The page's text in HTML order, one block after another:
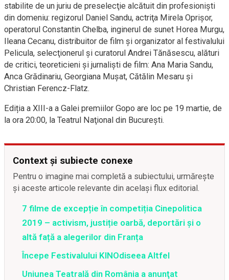
stabilite de un juriu de preselecţie alcătuit din profesionişti
din domeniu: regizorul Daniel Sandu, actriţa Mirela Oprişor,
operatorul Constantin Chelba, inginerul de sunet Horea Murgu,
Ileana Cecanu, distribuitor de film şi organizator al festivalului
Pelicula, selecţionerul şi curatorul Andrei Tănăsescu, alături
de critici, teoreticieni şi jurnalişti de film: Ana Maria Sandu,
Anca Grădinariu, Georgiana Muşat, Cătălin Mesaru şi
Christian Ferencz-Flatz.
Ediția a XIII-a a Galei premiilor Gopo are loc pe 19 martie, de
la ora 20:00, la Teatrul Naţional din Bucureşti.
Context și subiecte conexe
Pentru o imagine mai completă a subiectului, urmărește
și aceste articole relevante din același flux editorial.
7 filme de excepție în competiția Cinepolitica
2019 – activism, justiție oarbă, deportări și o
altă față a alegerilor din Franța
Începe Festivalului KINOdiseea Altfel
Uniunea Teatrală din România a anunţat